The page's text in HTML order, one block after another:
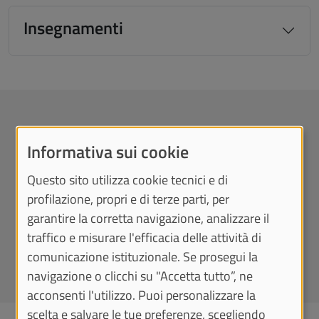
Insegnamenti
Informazioni sul TOLC
Il TOLC (Test online CISIA) è un test che accerta la
preparazione iniziale delle future matricole ed è
erogato dal CISIA.
Per iscriverti al corso di Comunicazione interculturale
devi sostenere il TOLC-SU.
Vai sul sito CISIA
Informativa sui cookie
Questo sito utilizza cookie tecnici e di
profilazione, propri e di terze parti, per
garantire la corretta navigazione, analizzare il
traffico e misurare l'efficacia delle attività di
comunicazione istituzionale. Se prosegui la
navigazione o clicchi su "Accetta tutto”, ne
acconsenti l'utilizzo. Puoi personalizzare la
scelta e salvare le tue preferenze, scegliendo